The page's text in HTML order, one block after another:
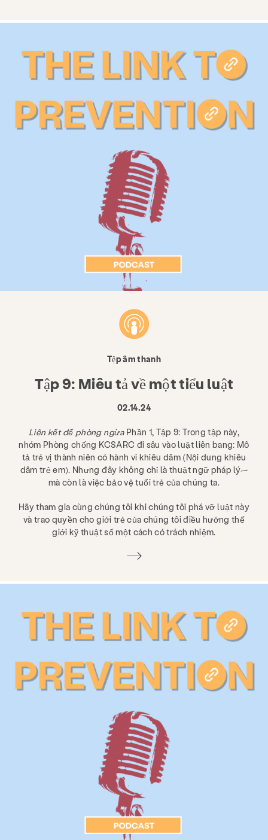
Tệp âm thanh
Tập 9: Miêu tả về một tiểu luật
02.14.24
Liên kết để phòng ngừaPhần 1, Tập 9: Trong tập này,
nhóm Phòng chống KCSARC đi sâu vào luật liên bang: Mô
tả trẻ vị thành niên có hành vi khiêu dâm (Nội dung khiêu
dâm trẻ em). Nhưng đây không chỉ là thuật ngữ pháp lý—
mà còn là việc bảo vệ tuổi trẻ của chúng ta.
Hãy tham gia cùng chúng tôi khi chúng tôi phá vỡ luật này
và trao quyền cho giới trẻ của chúng tôi điều hướng thế
giới kỹ thuật số một cách có trách nhiệm.